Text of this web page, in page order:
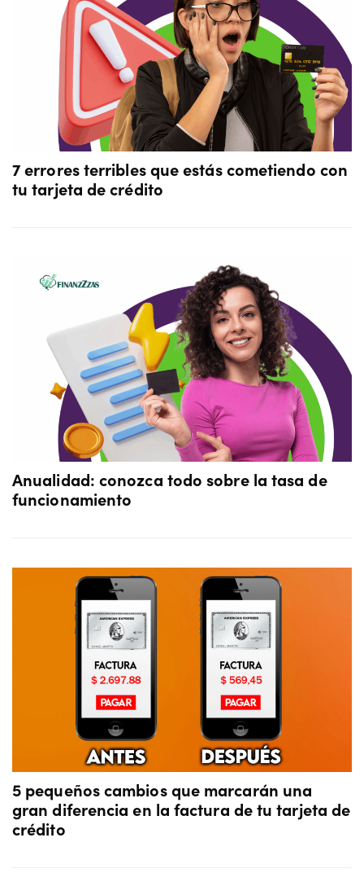
7 errores terribles que estás cometiendo con
tu tarjeta de crédito
Anualidad: conozca todo sobre la tasa de
funcionamiento
5 pequeños cambios que marcarán una
gran diferencia en la factura de tu tarjeta de
crédito